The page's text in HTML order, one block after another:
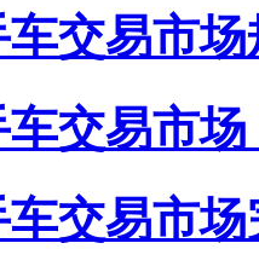
交易市场
交易市场
交易市